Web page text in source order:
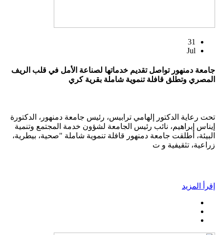
31
Jul
جامعة دمنهور تواصل تقديم خدماتها لصناعة الأمل في قلب الريف
المصري وتطلق قافلة تنموية شاملة بقرية كري
تحت رعاية الدكتور إلهامي ترابيس، رئيس جامعة دمنهور، الدكتورة
إيناس إبراهيم، نائب رئيس الجامعة لشؤون خدمة المجتمع وتنمية
البيئة، أطلقت جامعة دمنهور قافلة تنموية شاملة "صحية، بيطرية،
زراعية، تثقيفية و ت
إقرأ المزيد